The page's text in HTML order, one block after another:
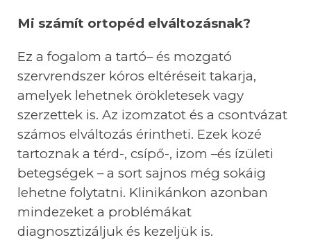
Mi számít ortopéd elváltozásnak?
Ez a fogalom a tartó–és mozgató
szervrendszer kóros eltéréseit takarja,
amelyek lehetnek örökletesek vagy
szerzettek is. Az izomzatot és a csontvázat
számos elváltozás érintheti. Ezek közé
tartoznak a térd-, csípő-, izom –és ízületi
betegségek – a sort sajnos még sokáig
lehetne folytatni. Klinikánkon azonban
mindezeket a problémákat
diagnosztizáljuk és kezeljük is.